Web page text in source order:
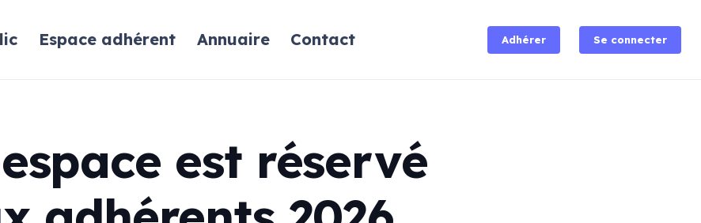
Espace adhérent Annuaire Contact Adhérer Se connecter
est réservé